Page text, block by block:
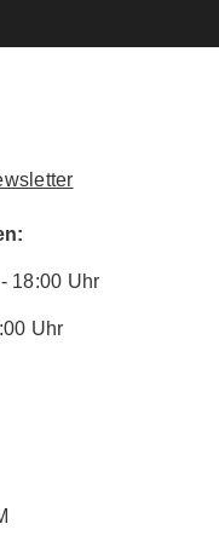
18:00 Uhr
Uhr